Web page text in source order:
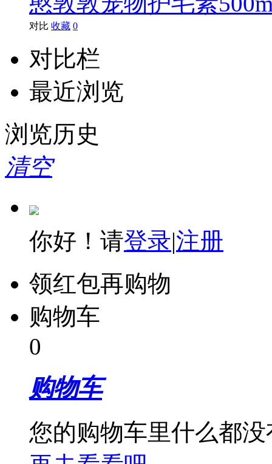
对比 收藏 0
对比栏
最近浏览
浏览历史
清空
你好！请登录|注册
领红包再购物
购物车
0
购物车
您的购物车里什么都没